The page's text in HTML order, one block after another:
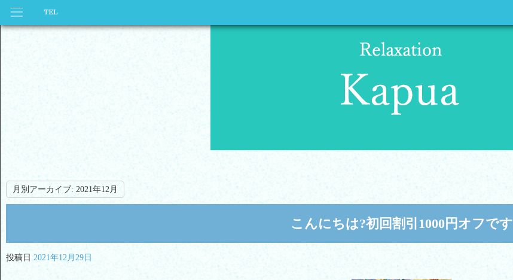
月別アーカイブ: 2021年12月
こんにちは?初回割引1000円オフです
投稿日 2021年12月29日